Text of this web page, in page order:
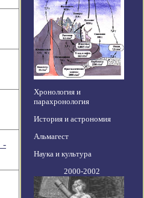
-
Хронология и
парахронология
История и астрономия
Альмагест
Наука и культура
2000-2002